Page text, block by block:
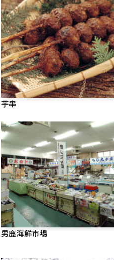
芋串
男鹿海鮮市場